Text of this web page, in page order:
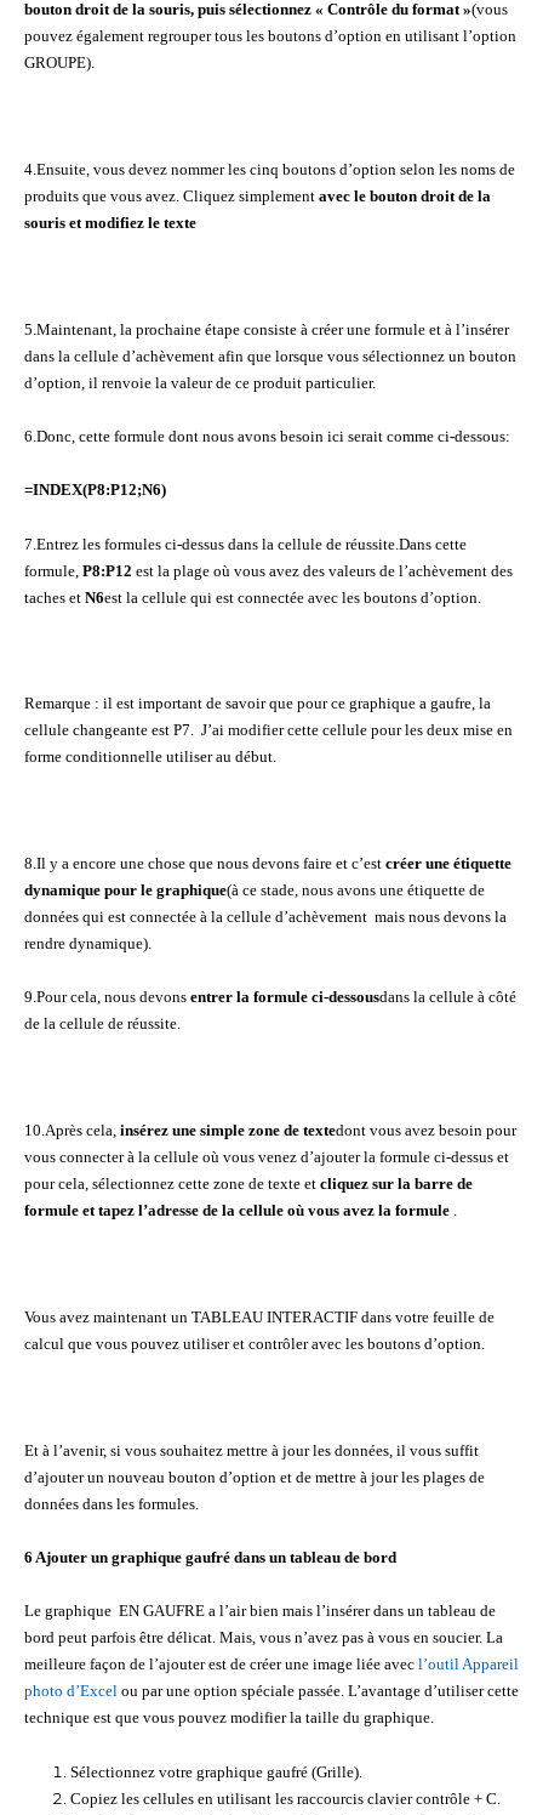
bouton droit de la souris, puis sélectionnez « Contrôle du format »(vous
pouvez également regrouper tous les boutons d’option en utilisant l’option
GROUPE).
4.Ensuite, vous devez nommer les cinq boutons d’option selon les noms de
produits que vous avez. Cliquez simplement avec le bouton droit de la
souris et modifiez le texte
5.Maintenant, la prochaine étape consiste à créer une formule et à l’insérer
dans la cellule d’achèvement afin que lorsque vous sélectionnez un bouton
d’option, il renvoie la valeur de ce produit particulier.
6.Donc, cette formule dont nous avons besoin ici serait comme ci-dessous:
=INDEX(P8:P12;N6)
7.Entrez les formules ci-dessus dans la cellule de réussite.Dans cette
formule, P8:P12 est la plage où vous avez des valeurs de l’achèvement des
taches et N6est la cellule qui est connectée avec les boutons d’option.
Remarque : il est important de savoir que pour ce graphique a gaufre, la
cellule changeante est P7. J’ai modifier cette cellule pour les deux mise en
forme conditionnelle utiliser au début.
8.Il y a encore une chose que nous devons faire et c’est créer une étiquette
dynamique pour le graphique(à ce stade, nous avons une étiquette de
données qui est connectée à la cellule d’achèvement mais nous devons la
rendre dynamique).
9.Pour cela, nous devons entrer la formule ci-dessousdans la cellule à côté
de la cellule de réussite.
10.Après cela, insérez une simple zone de textedont vous avez besoin pour
vous connecter à la cellule où vous venez d’ajouter la formule ci-dessus et
pour cela, sélectionnez cette zone de texte et cliquez sur la barre de
formule et tapez l’adresse de la cellule où vous avez la formule .
Vous avez maintenant un TABLEAU INTERACTIF dans votre feuille de
calcul que vous pouvez utiliser et contrôler avec les boutons d’option.
Et à l’avenir, si vous souhaitez mettre à jour les données, il vous suffit
d’ajouter un nouveau bouton d’option et de mettre à jour les plages de
données dans les formules.
6 Ajouter un graphique gaufré dans un tableau de bord
Le graphique EN GAUFRE a l’air bien mais l’insérer dans un tableau de
bord peut parfois être délicat. Mais, vous n’avez pas à vous en soucier. La
meilleure façon de l’ajouter est de créer une image liée avec l’outil Appareil
photo d’Excel ou par une option spéciale passée. L’avantage d’utiliser cette
technique est que vous pouvez modifier la taille du graphique.
Sélectionnez votre graphique gaufré (Grille).
Copiez les cellules en utilisant les raccourcis clavier contrôle + C.